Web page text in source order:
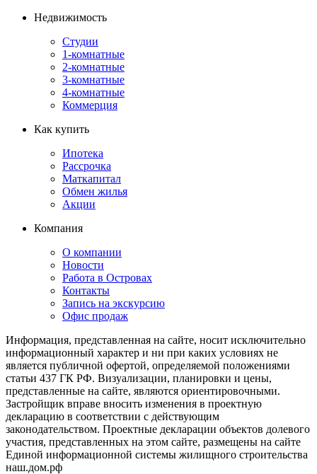
Недвижимость
Студии
1-комнатные
2-комнатные
3-комнатные
4-комнатные
Коммерция
Как купить
Ипотека
Рассрочка
Маткапитал
Обмен жилья
Акции
Компания
О компании
Новости
Работа в Островах
Контакты
Запись на экскурсию
Офис продаж
Информация, представленная на сайте, носит исключительно
информационный характер и ни при каких условиях не
является публичной офертой, определяемой положениями
статьи 437 ГК РФ. Визуализации, планировки и цены,
представленные на сайте, являются ориентировочными.
Застройщик вправе вносить изменения в проектную
декларацию в соответствии с действующим
законодательством. Проектные декларации объектов долевого
участия, представленных на этом сайте, размещены на сайте
Единой информационной системы жилищного строительства
наш.дом.рф